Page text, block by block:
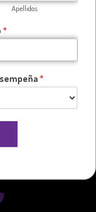
Apellidos
*
*